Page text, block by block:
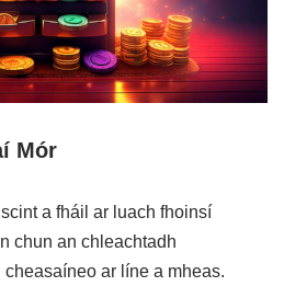
Mór
a fháil ar luach fhoinsí
chun an chleachtadh
ar líne a mheas.